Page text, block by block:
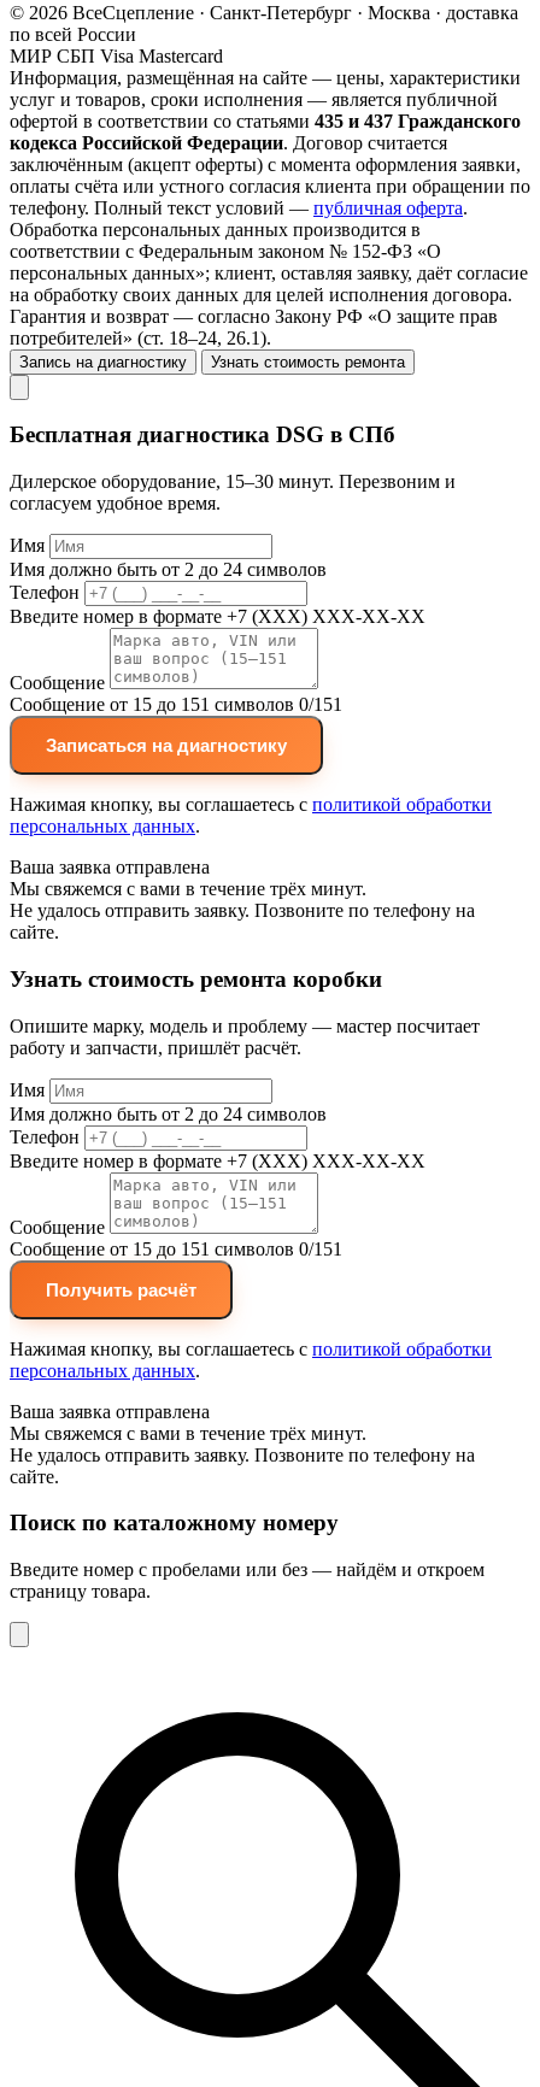
© 2026 ВсеСцепление · Санкт-Петербург · Москва · доставка
по всей России
МИР СБП Visa Mastercard
Информация, размещённая на сайте — цены, характеристики
услуг и товаров, сроки исполнения — является публичной
офертой в соответствии со статьями 435 и 437 Гражданского
кодекса Российской Федерации. Договор считается
заключённым (акцепт оферты) с момента оформления заявки,
оплаты счёта или устного согласия клиента при обращении по
телефону. Полный текст условий — публичная оферта.
Обработка персональных данных производится в
соответствии с Федеральным законом № 152-ФЗ «О
персональных данных»; клиент, оставляя заявку, даёт согласие
на обработку своих данных для целей исполнения договора.
Гарантия и возврат — согласно Закону РФ «О защите прав
потребителей» (ст. 18–24, 26.1).
Запись на диагностику Узнать стоимость ремонта
Бесплатная диагностика DSG в СПб
Дилерское оборудование, 15–30 минут. Перезвоним и
согласуем удобное время.
Имя
Имя должно быть от 2 до 24 символов
Телефон
Введите номер в формате +7 (XXX) XXX-XX-XX
Сообщение
Сообщение от 15 до 151 символов 0/151
Записаться на диагностику
Нажимая кнопку, вы соглашаетесь с политикой обработки
персональных данных.
Ваша заявка отправлена
Мы свяжемся с вами в течение трёх минут.
Не удалось отправить заявку. Позвоните по телефону на
сайте.
Узнать стоимость ремонта коробки
Опишите марку, модель и проблему — мастер посчитает
работу и запчасти, пришлёт расчёт.
Имя
Имя должно быть от 2 до 24 символов
Телефон
Введите номер в формате +7 (XXX) XXX-XX-XX
Сообщение
Сообщение от 15 до 151 символов 0/151
Получить расчёт
Нажимая кнопку, вы соглашаетесь с политикой обработки
персональных данных.
Ваша заявка отправлена
Мы свяжемся с вами в течение трёх минут.
Не удалось отправить заявку. Позвоните по телефону на
сайте.
Поиск по каталожному номеру
Введите номер с пробелами или без — найдём и откроем
страницу товара.